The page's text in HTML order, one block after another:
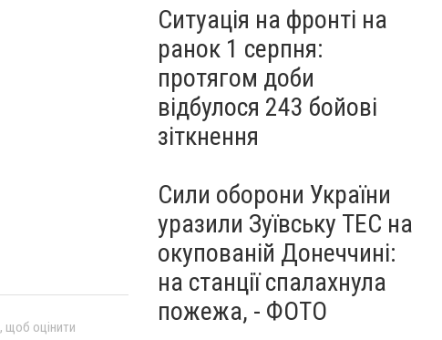
, щоб оцінити
Ситуація на фронті на
ранок 1 серпня:
протягом доби
відбулося 243 бойові
зіткнення
Сили оборони України
уразили Зуївську ТЕС на
окупованій Донеччині:
на станції спалахнула
пожежа, - ФОТО